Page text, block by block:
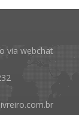
via webchat